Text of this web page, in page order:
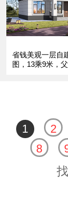
省钱美观一层自
图，13乘9米，
1 2
8